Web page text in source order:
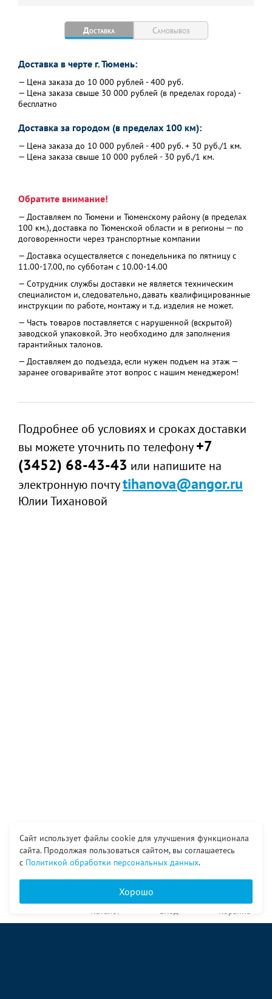
Доставка Самовывоз
Доставка в черте г. Тюмень:
— Цена заказа до 10 000 рублей - 400 руб.
— Цена заказа свыше 30 000 рублей (в пределах города) -
бесплатно
Доставка за городом (в пределах 100 км):
— Цена заказа до 10 000 рублей - 400 руб. + 30 руб./1 км.
— Цена заказа свыше 10 000 рублей - 30 руб./1 км.
Обратите внимание!
— Доставляем по Тюмени и Тюменскому району (в пределах
100 км.), доставка по Тюменской области и в регионы — по
договоренности через транспортные компании
— Доставка осуществляется с понедельника по пятницу с
11.00-17.00, по субботам с 10.00-14.00
— Сотрудник службы доставки не является техническим
специалистом и, следовательно, давать квалифицированные
инструкции по работе, монтажу и т.д. изделия не может.
— Часть товаров поставляется с нарушенной (вскрытой)
заводской упаковкой. Это необходимо для заполнения
гарантийных талонов.
— Доставляем до подъезда, если нужен подъем на этаж —
заранее оговаривайте этот вопрос с нашим менеджером!
Подробнее об условиях и сроках доставки
вы можете уточнить по телефону+7
(3452) 68-43-43 или напишите на
электронную почтуtihanova@angor.ru
Юлии Тихановой
Сайт использует файлы cookie для улучшения функционала
сайта. Продолжая пользоваться сайтом, вы соглашаетесь
с Политикой обработки персональных данных.
Хорошо